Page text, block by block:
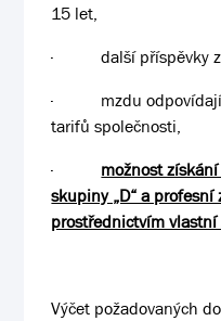
15 let,
·
další příspěvky
·
mzdu
tarifů společnosti,
·
možnost
skupiny „D“ a
prostřednictvím vlastní
Výčet požadovaných